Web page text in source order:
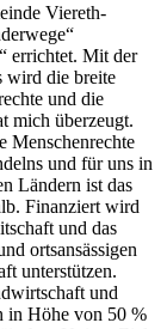
Viereth-
errichtet. Mit der
wird die breite
und die
mich überzeugt.
Menschenrechte
und für uns in
Ländern ist das
Finanziert wird
und das
ortsansässigen
unterstützen.
und
in Höhe von 50 %